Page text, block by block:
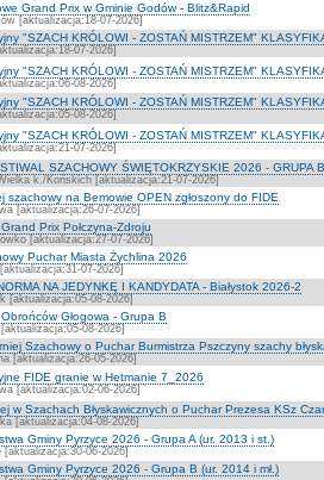
Grand Prix w Gminie Godów - Blitz&Rapid
[aktualizacja:18-07-2026]
"SZACH KRÓLOWI - ZOSTAŃ MISTRZEM"
07-2026]
"SZACH KRÓLOWI - ZOSTAŃ MISTRZEM"
08-2026]
"SZACH KRÓLOWI - ZOSTAŃ MISTRZEM"
08-2026]
"SZACH KRÓLOWI - ZOSTAŃ MISTRZEM"
07-2026]
SZACHOWY ŚWIĘTOKRZYSKIE 2026 - GRUPA B
k./Końskich [aktualizacja:21-07-2026]
szachowy na Bemowie OPEN zgłoszony do FIDE
[aktualizacja:26-07-2026]
Prix Połczyna-Zdroju
[aktualizacja:27-07-2026]
Puchar Miasta Żychlina 2026
07-2026]
NA JEDYNKĘ I KANDYDATA - Białystok 2026-2
[aktualizacja:05-08-2026]
Głogowa - Grupa B
[aktualizacja:05-08-2026]
Szachowy o Puchar Burmistrza Pszczyny szachy
[aktualizacja:26-05-2026]
FIDE granie w Hetmanie 7_2026
[aktualizacja:02-06-2026]
w Szachach Błyskawicznych o Puchar Prezesa KSz
[aktualizacja:04-08-2026]
Gminy Pyrzyce 2026 - Grupa A (ur. 2013 i st.)
[aktualizacja:30-06-2026]
Gminy Pyrzyce 2026 - Grupa B (ur. 2014 i mł.)